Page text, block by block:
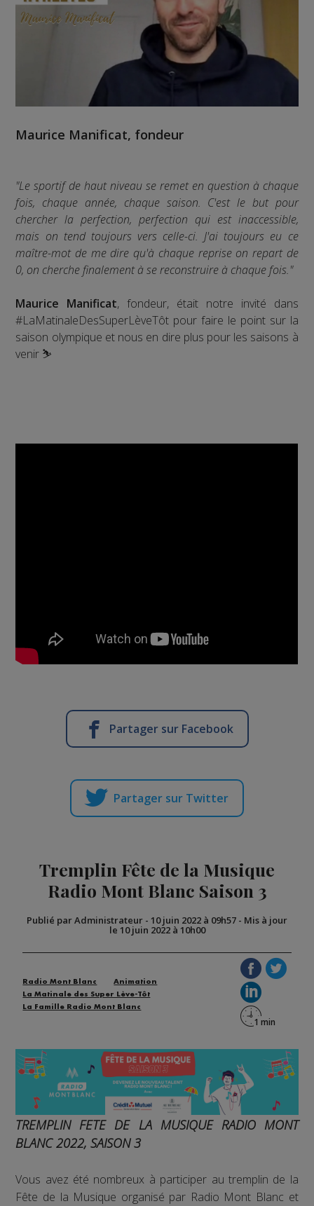
Maurice Manificat, fondeur
"Le sportif de haut niveau se remet en question à chaque
fois, chaque année, chaque saison. C'est le but pour
chercher la perfection, perfection qui est inaccessible,
mais on tend toujours vers celle-ci. J'ai toujours eu ce
maître-mot de me dire qu'à chaque reprise on repart de
0, on cherche finalement à se reconstruire à chaque fois."
Maurice Manificat, fondeur, était notre invité dans
#LaMatinaleDesSuperLèveTôt pour faire le point sur la
saison olympique et nous en dire plus pour les saisons à
venir ⛷️
Partager sur Facebook
Partager sur Twitter
Tremplin Fête de la Musique
Radio Mont Blanc Saison 3
Publié par Administrateur - 10 juin 2022 à 09h57 - Mis à jour
le 10 juin 2022 à 10h00
Radio Mont Blanc
Animation
La Matinale des Super Lève-Tôt
La Famille Radio Mont Blanc
TREMPLIN FETE DE LA MUSIQUE RADIO MONT
BLANC 2022, SAISON 3
Vous avez été nombreux à participer au tremplin de la
Fête de la Musique organisé par Radio Mont Blanc et